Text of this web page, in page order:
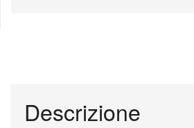
Descrizione